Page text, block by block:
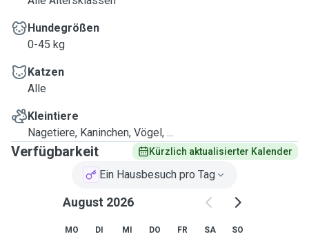
Hundegrößen
0-45 kg
Katzen
Alle
Kleintiere
Nagetiere, Kaninchen, Vögel, ...
Verfügbarkeit Kürzlich aktualisierter Kalender
Ein Hausbesuch pro Tag
August 2026
MO DI MI DO FR SA SO